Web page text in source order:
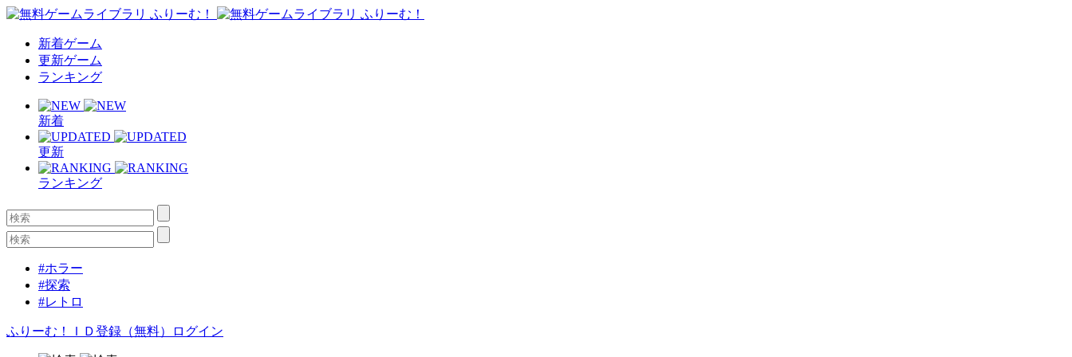
新着ゲーム
更新ゲーム
ランキング
新着
更新
ランキング
#ホラー
#探索
#レトロ
ふりーむ！ＩＤ登録（無料） ログイン